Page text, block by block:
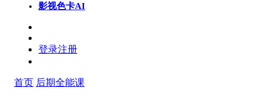
影视色卡AI
登录注册
首页 后期全能课